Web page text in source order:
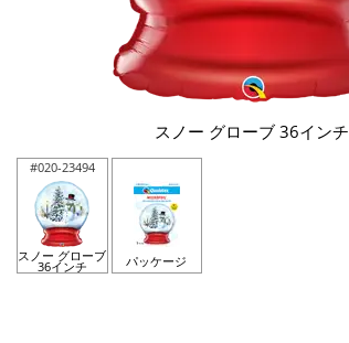
スノー グローブ 36インチ
#020-23494
スノー グローブ
36インチ パッケージ